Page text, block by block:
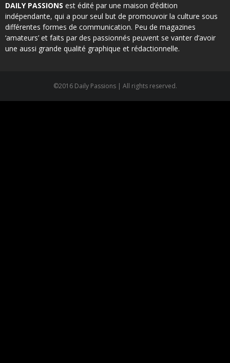
DAILY PASSIONS est édité par une maison d’édition
indépendante, qui a pour seul but de promouvoir la culture sous
différentes formes de communication. Peu de magazines
‘amateurs’ et faits par des passionnés peuvent se vanter d’avoir
une aussi grande qualité graphique et rédactionnelle.
©2016 Daily Passions | All rights reserved.